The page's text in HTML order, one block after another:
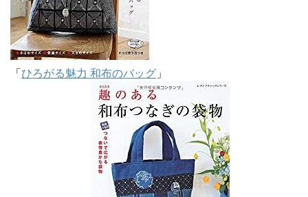
「 ひろがる魅力 和布のバッグ 」